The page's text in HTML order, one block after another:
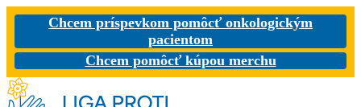
Chcem príspevkom pomôcť onkologickým
pacientom
Chcem pomôcť kúpou merchu